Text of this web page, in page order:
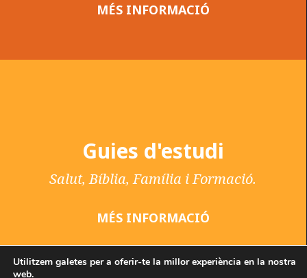
MÉS INFORMACIÓ
Guies d'estudi
Salut, Bíblia, Família i Formació.
MÉS INFORMACIÓ
Utilitzem galetes per a oferir-te la millor experiència en la nostra
web.